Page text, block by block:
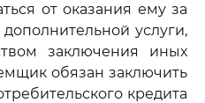
от оказания ему за
услуги,
заключения иных
обязан заключить
кредита